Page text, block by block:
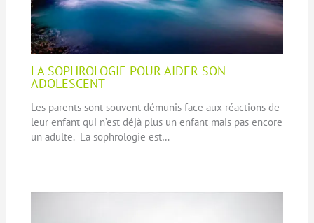
LA SOPHROLOGIE POUR AIDER SON
ADOLESCENT
Les parents sont souvent démunis face aux réactions de
leur enfant qui n’est déjà plus un enfant mais pas encore
un adulte. La sophrologie est…